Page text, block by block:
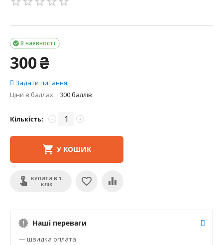
В наявності

300₴
Задати питання
Ціни в баллах:
300 баллів
Кількість: +
−
У КОШИК
КУПИТИ В 1-
КЛІК
Наші переваги
— швидка оплата